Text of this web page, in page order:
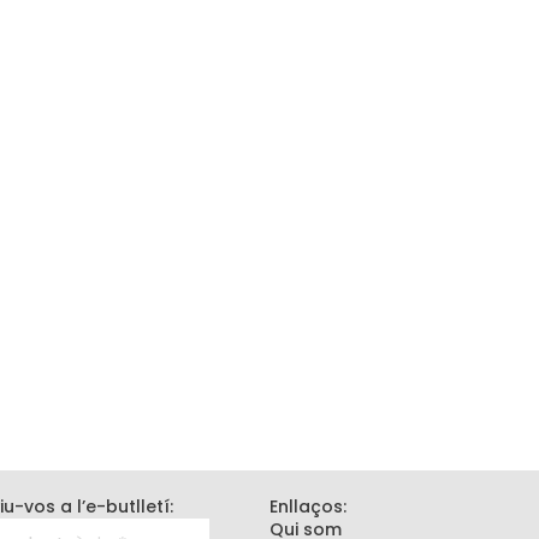
vos a l’e-butlletí:
Enllaços:
Qui som